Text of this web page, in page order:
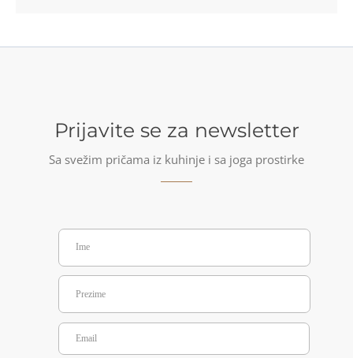
Prijavite se za newsletter
Sa svežim pričama iz kuhinje i sa joga prostirke